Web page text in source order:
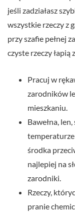
jeśli zadziałasz
wszystkie rzeczy z
przy szafie pełnej
czyste rzeczy
Pracuj w
zarodników
mieszkaniu.
Bawełna,
środka
najlepiej na
zarodniki.
Rzeczy,
pranie